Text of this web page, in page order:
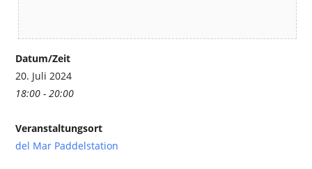
Datum/Zeit
20. Juli 2024
18:00 - 20:00
Veranstaltungsort
del Mar Paddelstation